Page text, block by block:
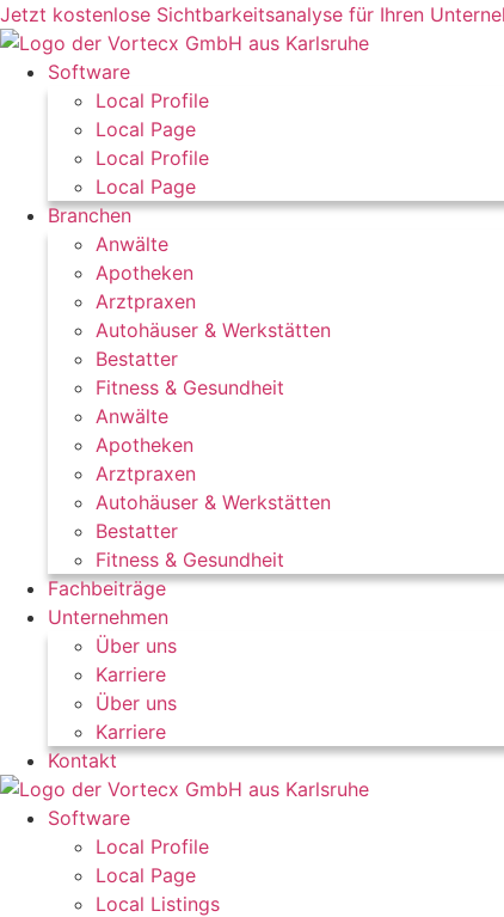
Zum
Inhalt
springen
Jetzt kostenlose Sichtbarkeitsanalyse für Ihren
Software
Local Profile
Local Page
Local Profile
Local Page
Branchen
Anwälte
Apotheken
Arztpraxen
Autohäuser & Werkstätten
Bestatter
Fitness & Gesundheit
Anwälte
Apotheken
Arztpraxen
Autohäuser & Werkstätten
Bestatter
Fitness & Gesundheit
Fachbeiträge
Unternehmen
Über uns
Karriere
Über uns
Karriere
Kontakt
Software
Local Profile
Local Page
Local Listings